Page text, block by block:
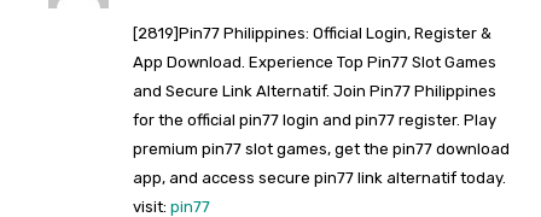
[2819]Pin77 Philippines: Official Login, Register &
App Download. Experience Top Pin77 Slot Games
and Secure Link Alternatif. Join Pin77 Philippines
for the official pin77 login and pin77 register. Play
premium pin77 slot games, get the pin77 download
app, and access secure pin77 link alternatif today.
visit: pin77